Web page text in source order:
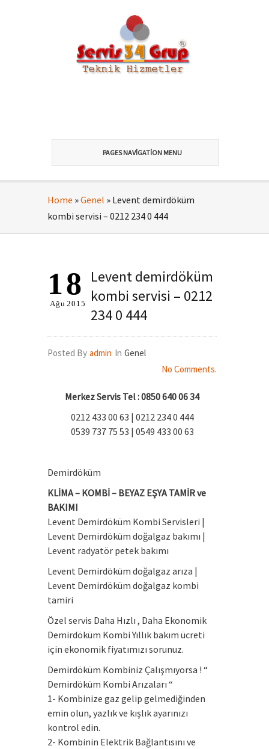
PAGES NAVIGATION MENU
Home »Genel » Levent demirdöküm
kombi servisi – 0212 234 0 444
Levent demirdöküm
kombi servisi – 0212
234 0 444
18
Ağu 2015
Posted By admin In Genel
No Comments.
Merkez Servis Tel: 0850 640 06 34
0212 433 00 63 | 0212 234 0 444
0539 737 75 53 | 0549 433 00 63
Demirdöküm
KLİMA – KOMBİ – BEYAZ EŞYA TAMİR ve
BAKIMI
Levent Demirdöküm Kombi Servisleri |
Levent Demirdöküm doğalgaz bakımı |
Levent radyatör petek bakımı
Levent Demirdöküm doğalgaz arıza |
Levent Demirdöküm doğalgaz kombi
tamiri
Özel servis Daha Hızlı , Daha Ekonomik
Demirdöküm Kombi Yıllık bakım ücreti
için ekonomik fiyatımızı sorunuz.
Demirdöküm Kombiniz Çalışmıyorsa ! “
Demirdöküm Kombi Arızaları “
1- Kombinize gaz gelip gelmediğinden
emin olun, yazlık ve kışlık ayarınızı
kontrol edin.
2- Kombinin Elektrik Bağlantısını ve